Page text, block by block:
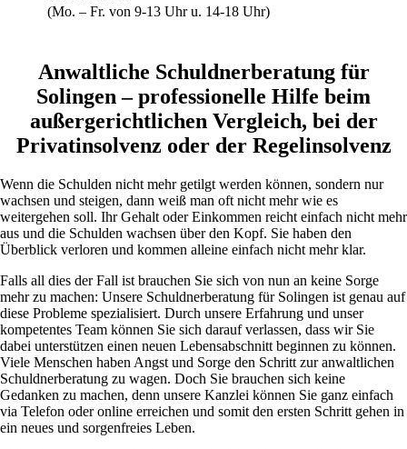
(Mo. – Fr. von 9-13 Uhr u. 14-18 Uhr)
Anwaltliche Schuldnerberatung für
Solingen – professionelle Hilfe beim
außergerichtlichen Vergleich, bei der
Privatinsolvenz oder der Regelinsolvenz
Wenn die Schulden nicht mehr getilgt werden können, sondern nur
wachsen und steigen, dann weiß man oft nicht mehr wie es
weitergehen soll. Ihr Gehalt oder Einkommen reicht einfach nicht mehr
aus und die Schulden wachsen über den Kopf. Sie haben den
Überblick verloren und kommen alleine einfach nicht mehr klar.
Falls all dies der Fall ist brauchen Sie sich von nun an keine Sorge
mehr zu machen: Unsere Schuldnerberatung für Solingen ist genau auf
diese Probleme spezialisiert. Durch unsere Erfahrung und unser
kompetentes Team können Sie sich darauf verlassen, dass wir Sie
dabei unterstützen einen neuen Lebensabschnitt beginnen zu können.
Viele Menschen haben Angst und Sorge den Schritt zur anwaltlichen
Schuldnerberatung zu wagen. Doch Sie brauchen sich keine
Gedanken zu machen, denn unsere Kanzlei können Sie ganz einfach
via Telefon oder online erreichen und somit den ersten Schritt gehen in
ein neues und sorgenfreies Leben.